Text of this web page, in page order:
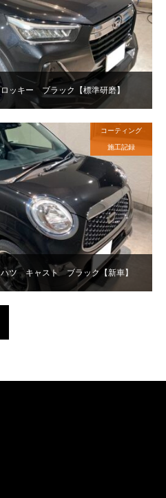
ッキー ブラック【標準研磨】
ハツ キャスト ブラック【新車】
コーティング
施工記録